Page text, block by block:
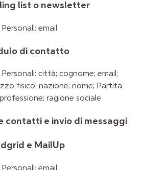
list o newsletter
email
di contatto
città; cognome; email;
fisico; nazione; nome; Partita
ragione sociale
contatti e invio di messaggi
e MailUp
email